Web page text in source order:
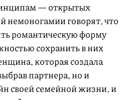
— открытых
немоногамии говорят, что
романтическую форму
сохранить в них
которая создала
партнера, но и
своей семейной жизни, и